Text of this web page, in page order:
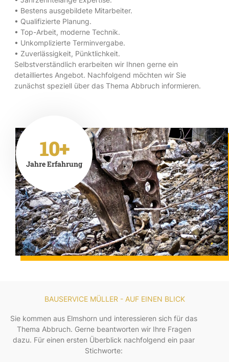
• Bestens ausgebildete Mitarbeiter.
• Qualifizierte Planung.
• Top-Arbeit, moderne Technik.
• Unkomplizierte Terminvergabe.
• Zuverlässigkeit, Pünktlichkeit.
Selbstverständlich erarbeiten wir Ihnen gerne ein
detailliertes Angebot. Nachfolgend möchten wir Sie
zunächst speziell über das Thema Abbruch informieren.
10+
Jahre Erfahrung
BAUSERVICE MÜLLER - AUF EINEN BLICK
Sie kommen aus Elmshorn und interessieren sich für das
Thema Abbruch. Gerne beantworten wir Ihre Fragen
dazu. Für einen ersten Überblick nachfolgend ein paar
Stichworte: